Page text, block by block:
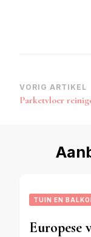
Bericht
VORIG ARTIKEL
Parketvloer
TUIN EN
Europese